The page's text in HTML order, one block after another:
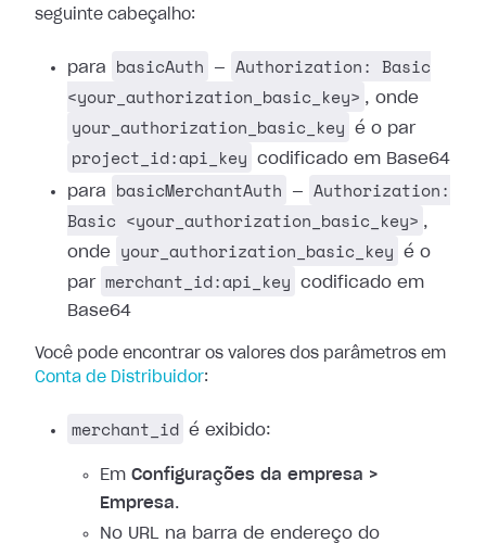
seguinte cabeçalho:
para basicAuth —
Authorization: Basic
<your_authorization_basic_key> , onde
your_authorization_basic_key é o par
project_id:api_key
codificado em Base64
para
basicMerchantAuth —
Authorization:
Basic <your_authorization_basic_key> ,
onde
your_authorization_basic_key
é o
par merchant_id:api_key
codificado em
Base64
Você pode encontrar os valores dos parâmetros em
Conta de Distribuidor:
merchant_id é exibido:
Em Configurações da empresa >
Empresa.
No URL na barra de endereço do